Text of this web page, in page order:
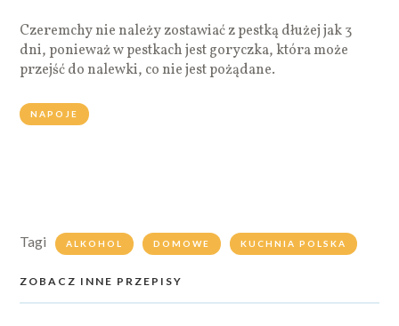
Czeremchy nie należy zostawiać z pestką dłużej jak 3
dni, ponieważ w pestkach jest goryczka, która może
przejść do nalewki, co nie jest pożądane.
NAPOJE
Tagi ALKOHOL DOMOWE KUCHNIA POLSKA
ZOBACZ INNE PRZEPISY